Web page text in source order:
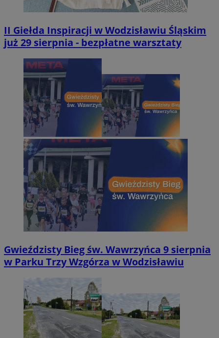
II Giełda Inspiracji w Wodzisławiu Śląskim
już 29 sierpnia - bezpłatne warsztaty
Gwieździsty Bieg św. Wawrzyńca 9 sierpnia
w Parku Trzy Wzgórza w Wodzisławiu